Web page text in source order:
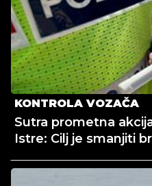
KONTROLA VOZAČA
Sutra prometna
Istre: Cilj je smanjiti